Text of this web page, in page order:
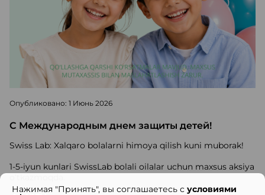
Опубликовано: 1 Июнь 2026
С Международным днем защиты детей!
Swiss Lab: Xalqaro bolalarni himoya qilish kuni muborak!
1-5-iyun kunlari SwissLab bolali oilalar uchun maxsus aksiya
Нажимая "Принять", вы соглашаетесь с условиями